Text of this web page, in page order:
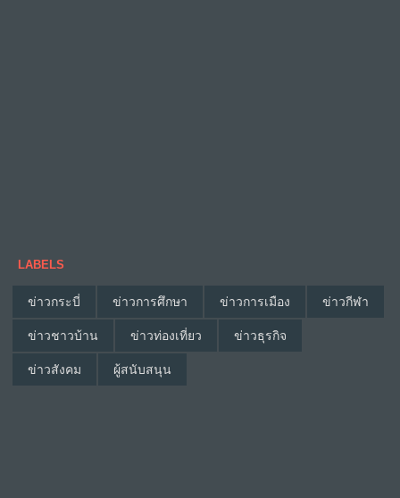
LABELS
ข่าวกระบี่ ข่าวการศึกษา ข่าวการเมือง ข่าวกีฬา
ข่าวชาวบ้าน ข่าวท่องเที่ยว ข่าวธุรกิจ
ข่าวสังคม ผู้สนับสนุน